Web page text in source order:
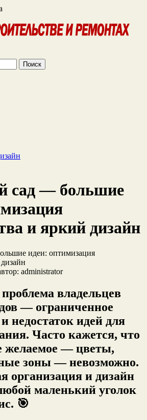
сад — большие
и яркий дизайн
administrator
владельцев
— ограниченное
недостаток идей для
Часто кажется, что
желаемое — цветы,
зоны — невозможно.
организация и дизайн
маленький уголок
🎯